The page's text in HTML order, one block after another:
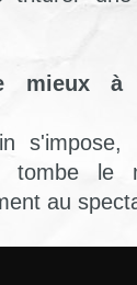
mieux à
s'impose,
tombe le
au